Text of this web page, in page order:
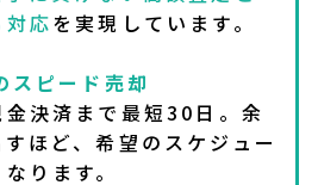
応を実現しています。
スピード売却
決済まで最短30日。余
ほど、希望のスケジュー
ります。